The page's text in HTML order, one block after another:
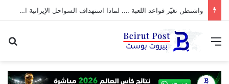
واشنطن تغيّر قواعد اللعبة …. لماذا استهداف السواحل الإيرانية الآن؟
القائمة